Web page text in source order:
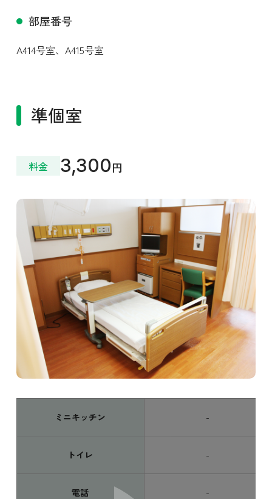
部屋番号
A414号室、 A415号室
準個室
料金 3,300円
ミニキッチン -
トイレ -
電話 -